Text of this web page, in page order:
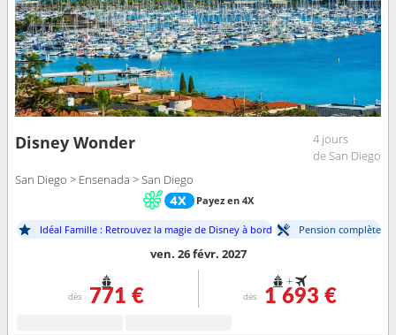
Disney Wonder
4 jours
de San Diego
San Diego > Ensenada > San Diego
Payez en 4X
Idéal Famille : Retrouvez la magie de Disney à bord Pension complète
ven. 26 févr. 2027
dès 771 €
+
dès 1 693 €